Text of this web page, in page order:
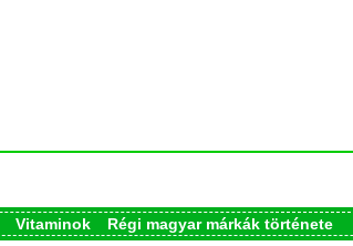
Vitaminok
Régi magyar márkák története